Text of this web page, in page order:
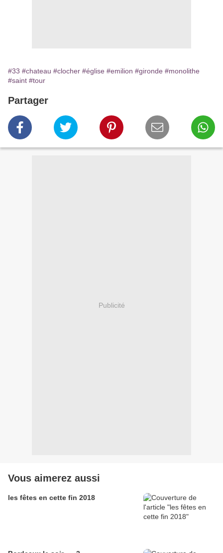
#33 #chateau #clocher #église #emilion #gironde #monolithe
#saint #tour
Partager
Publicité
Vous aimerez aussi
les fêtes en cette fin 2018